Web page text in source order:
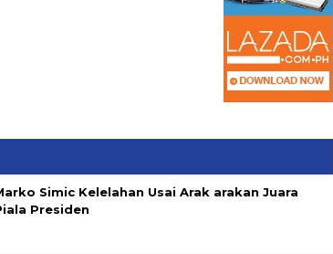
Simic Kelelahan Usai Arak arakan Juara
Presiden